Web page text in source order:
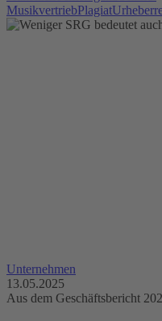
MusikvertriebPlagiat
Unternehmen
13.05.2025
Aus dem Geschäftsbericht